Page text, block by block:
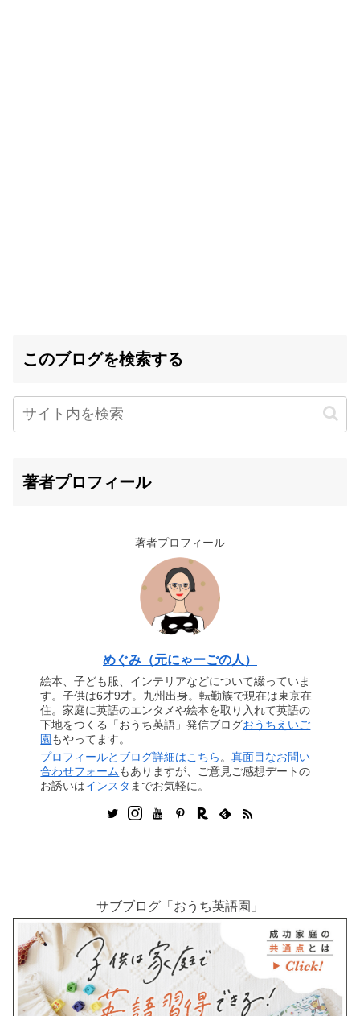
このブログを検索する
著者プロフィール
著者プロフィール
めぐみ（元にゃーごの人）
絵本、子ども服、インテリアなどについて綴っていま
す。子供は6才9才。九州出身。転勤族で現在は東京在
住。家庭に英語のエンタメや絵本を取り入れて英語の
下地をつくる「おうち英語」発信ブログおうちえいご
園もやってます。
プロフィールとブログ詳細はこちら 。真面目なお問い
合わせフォームもありますが、ご意見ご感想デートの
お誘いはインスタ までお気軽に。
サブブログ「おうち英語園」